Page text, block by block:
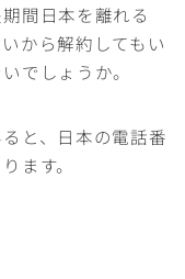
間日本を離れる
から解約してもい
でしょうか。
と、日本の電話番
ます。